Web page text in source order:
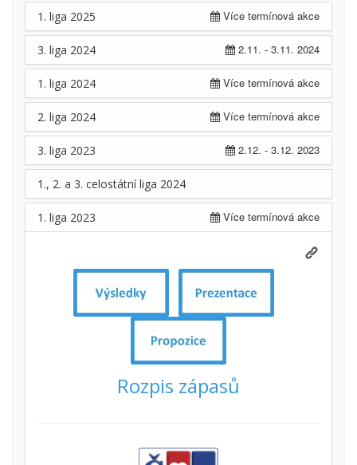
Více termínová akce
1. liga 2025
2.11. - 3.11. 2024
3. liga 2024
Více termínová akce
1. liga 2024
Více termínová akce
2. liga 2024
2.12. - 3.12. 2023
3. liga 2023
1., 2. a 3. celostátní liga 2024
Více termínová akce
1. liga 2023
Rozpis zápasů